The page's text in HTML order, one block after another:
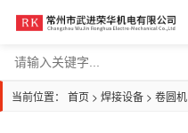
当前位置： 首页 > 焊接设备 > 卷圆机